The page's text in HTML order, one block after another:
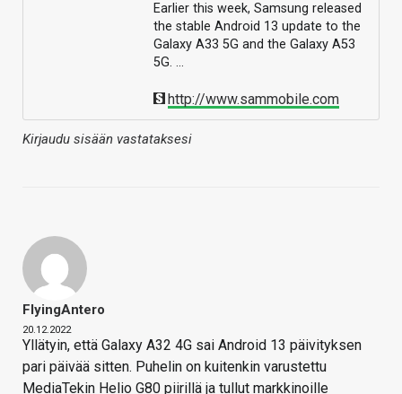
Earlier this week, Samsung released
the stable Android 13 update to the
Galaxy A33 5G and the Galaxy A53
5G. …
http://www.sammobile.com
Kirjaudu sisään vastataksesi
FlyingAntero
20.12.2022
Yllätyin, että Galaxy A32 4G sai Android 13 päivityksen
pari päivää sitten. Puhelin on kuitenkin varustettu
MediaTekin Helio G80 piirillä ja tullut markkinoille